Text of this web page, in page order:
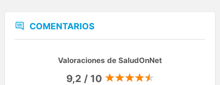
COMENTARIOS
Valoraciones de SaludOnNet
9,2 / 10